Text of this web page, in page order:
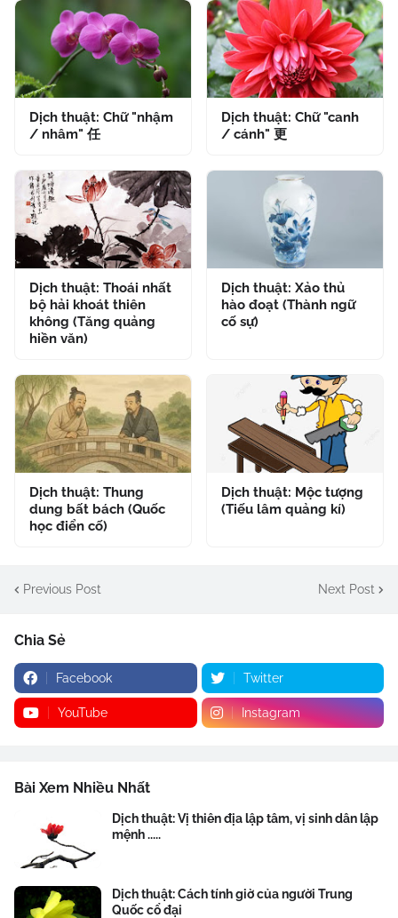
Dịch thuật: Chữ "nhậm
/ nhâm" 任
Dịch thuật: Chữ "canh
/ cánh" 更
Dịch thuật: Thoái nhất
bộ hải khoát thiên
không (Tăng quảng
hiền văn)
Dịch thuật: Xảo thủ
hào đoạt (Thành ngữ
cố sự)
Dịch thuật: Thung
dung bất bách (Quốc
học điển cố)
Dịch thuật: Mộc tượng
(Tiếu lâm quảng kí)
Previous Post Next Post
Chia Sẻ
Facebook Twitter
YouTube Instagram
Bài Xem Nhiều Nhất
Dịch thuật: Vị thiên địa lập tâm, vị sinh dân lập
mệnh .....
Dịch thuật: Cách tính giờ của người Trung
Quốc cổ đại